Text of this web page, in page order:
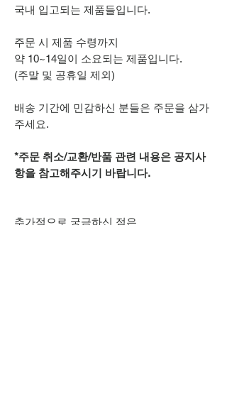
국내 입고되는 제품들입니다.
주문 시 제품 수령까지
약 10~14일이 소요되는 제품입니다.
(주말 및 공휴일 제외)
배송 기간에 민감하신 분들은 주문을 삼가
주세요.
*주문 취소/교환/반품 관련 내용은 공지사
항을 참고해주시기 바랍니다.
추가적으로 궁금하신 점은